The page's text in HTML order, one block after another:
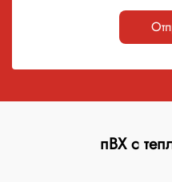
пВХ с